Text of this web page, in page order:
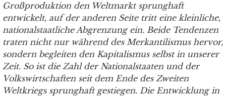
Großproduktion den Weltmarkt sprunghaft
entwickelt, auf der anderen Seite tritt eine kleinliche,
nationalstaatliche Abgrenzung ein. Beide Tendenzen
traten nicht nur während des Merkantilismus hervor,
sondern begleiten den Kapitalismus selbst in unserer
Zeit. So ist die Zahl der Nationalstaaten und der
Volkswirtschaften seit dem Ende des Zweiten
Weltkriegs sprunghaft gestiegen. Die Entwicklung in